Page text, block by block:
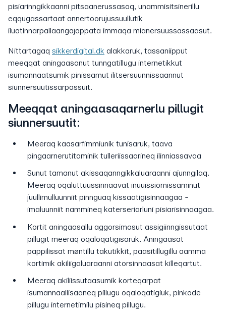
pisiarinngikkaanni pitsaanerussasoq, unammisitsinerillu
eqqugassartaat annertoorujussuullutik
iluatinnarpallaangajappata immaqa mianersuussassaasut.
Nittartagaq sikkerdigital.dk alakkaruk, tassaniipput
meeqqat aningaasanut tunngatillugu internetikkut
isumannaatsumik pinissamut ilitsersuunnissaannut
siunnersuutissarpassuit.
Meeqqat aningaasaqarnerlu pillugit
siunnersuutit:
Meeraq kaasarfimmiunik tunisaruk, taava
pingaarnerutitaminik tulleriissaarineq ilinniassavaa
Sunut tamanut akissaqanngikkaluaraanni ajunngilaq.
Meeraq oqaluttuussinnaavat inuuissiornissaminut
juullimulluunniit pinnguaq kissaatigisinnaagaa -
imaluunniit nammineq katerseriarluni pisiarisinnaagaa.
Kortit aningaasallu aggorsimasut assigiinngissutaat
pillugit meeraq oqaloqatigisaruk. Aningaasat
pappilissat møntillu takutikkit, paasitillugillu aamma
kortimik akiliigaluaraanni atorsinnaasat killeqartut.
Meeraq akiliissutaasumik korteqarpat
isumannaallisaaneq pillugu oqaloqatigiuk, pinkode
pillugu internetimilu pisineq pillugu.